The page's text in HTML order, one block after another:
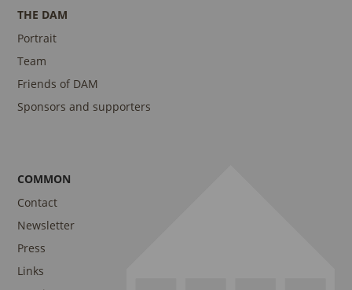
THE DAM
Portrait
Team
Friends of DAM
Sponsors and supporters
COMMON
Contact
Newsletter
Press
Links